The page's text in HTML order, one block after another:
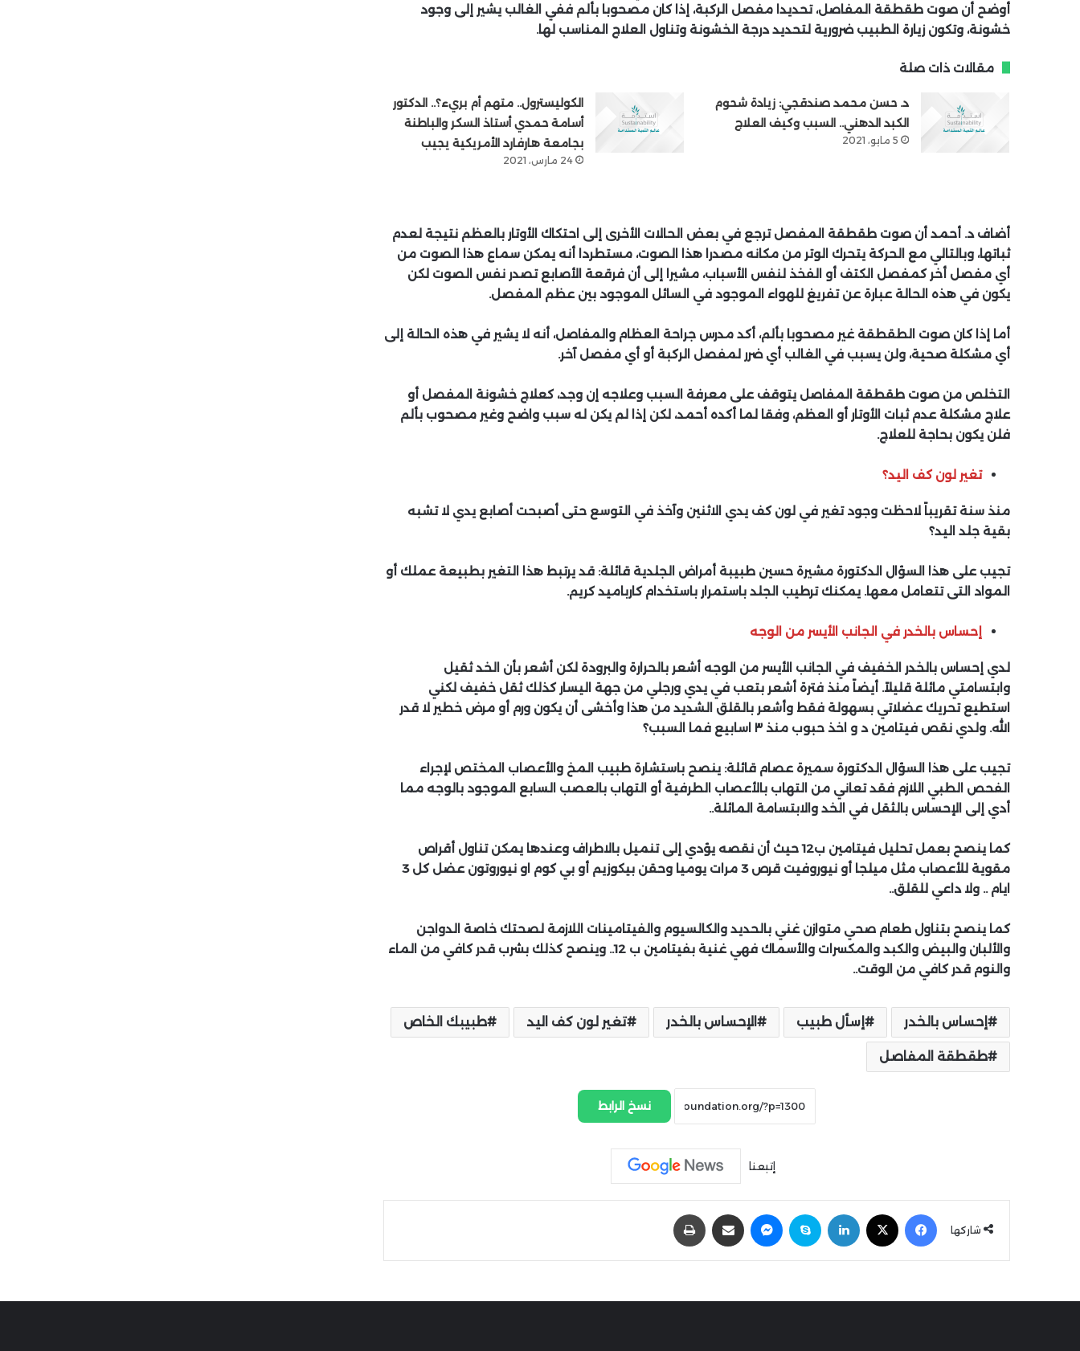
أوضح أن صوت طقطقة المفاصل، تحديدا مفصل الركبة، إذا كان مصحوبا بألم ففي الغالب يشير إلى وجود
خشونة، وتكون زيارة الطبيب ضرورية لتحديد درجة الخشونة وتناول العلاج المناسب لها.
مقالات ذات صلة
د. حسن محمد صندقجي: زيادة شحوم
الكبد الدهني.. السبب وكيف العلاج
5 مايو، 2021
الكوليسترول.. متهم أم بريء؟.. الدكتور
أسامة حمدي أستاذ السكر والباطنة
بجامعة هارفارد الأمريكية يجيب
24 مارس، 2021
أضاف د. أحمد أن صوت طقطقة المفصل ترجع في بعض الحالات الأخرى إلى احتكاك الأوتار بالعظم نتيجة لعدم
ثباتها، وبالتالي مع الحركة يتحرك الوتر من مكانه مصدرا هذا الصوت، مستطردا أنه يمكن سماع هذا الصوت من
أي مفصل أخر كمفصل الكتف أو الفخذ لنفس الأسباب، مشيرا إلى أن فرقعة الأصابع تصدر نفس الصوت لكن
يكون في هذه الحالة عبارة عن تفريغ للهواء الموجود في السائل الموجود بين عظم المفصل.
أما إذا كان صوت الطقطقة غير مصحوبا بألم، أكد مدرس جراحة العظام والمفاصل، أنه لا يشير في هذه الحالة إلى
أي مشكلة صحية، ولن يسبب في الغالب أي ضرر لمفصل الركبة أو أي مفصل آخر.
التخلص من صوت طقطقة المفاصل يتوقف على معرفة السبب وعلاجه إن وجد، كعلاج خشونة المفصل أو
علاج مشكلة عدم ثبات الأوتار أو العظم، وفقا لما أكده أحمد، لكن إذا لم يكن له سبب واضح وغير مصحوب بألم
فلن يكون بحاجة للعلاج.
تغير لون كف اليد؟
منذ سنة تقريباً لاحظت وجود تغير في لون كف يدي الاثنين وآخذ في التوسع حتى أصبحت أصابع يدي لا تشبه
بقية جلد اليد؟
تجيب على هذا السؤال الدكتورة مشيرة حسين طبيبة أمراض الجلدية قائلة: قد يرتبط هذا التغير بطبيعة عملك أو
المواد التى تتعامل معها. يمكنك ترطيب الجلد باستمرار باستخدام كارباميد كريم.
إحساس بالخدر في الجانب الأيسر من الوجه
لدي إحساس بالخدر الخفيف في الجانب الأيسر من الوجه أشعر بالحرارة والبرودة لكن أشعر بأن الخد ثقيل
وابتسامتي مائلة قليلاً. أيضاً منذ فترة أشعر بتعب في يدي ورجلي من جهة اليسار كذلك ثقل خفيف لكني
استطيع تحريك عضلاتي بسهولة فقط وأشعر بالقلق الشديد من هذا وأخشى أن يكون ورم أو مرض خطير لا قدر
الله. ولدي نقص فيتامين د و اخذ حبوب منذ ٣ اسابيع فما السبب؟
تجيب على هذا السؤال الدكتورة سميرة عصام قائلة: ينصح باستشارة طبيب المخ والأعصاب المختص لإجراء
الفحص الطبي اللازم فقد تعاني من التهاب بالأعصاب الطرفية أو التهاب بالعصب السابع الموجود بالوجه مما
أدي إلى الإحساس بالثقل في الخد والابتسامة المائلة..
كما ينصح بعمل تحليل فيتامين ب12 حيث أن نقصه يؤدي إلى تنميل بالاطراف وعندها يمكن تناول أقراص
مقوية للأعصاب مثل ميلجا أو نيوروفيت قرص 3 مرات يوميا وحقن بيكوزيم أو بي كوم او نيوروتون عضل كل 3
ايام .. ولا داعي للقلق..
كما ينصح بتناول طعام صحي متوازن غني بالحديد والكالسيوم والفيتامينات اللازمة لصحتك خاصة الدواجن
والألبان والبيض والكبد والمكسرات والأسماك فهي غنية بفيتامين ب 12.. وينصح كذلك بشرب قدر كافي من الماء
والنوم قدر كافي من الوقت..
إحساس بالخدر إسأل طبيب الإحساس بالخدر تغير لون كف اليد طبيبك الخاص
طقطقة المفاصل
نسخ الرابط
إتبعنا
شاركها
فيسبوك لينكدإن سكايب ماسنجر مشاركة عبر البريد